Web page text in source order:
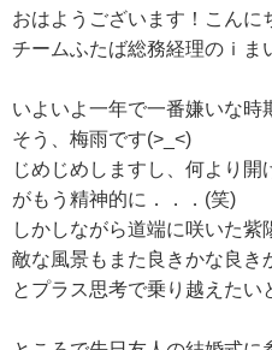
おはようございます！こんに
チームふたば総務経理のｉま
いよいよ一年で一番嫌いな時
そう、梅雨です(>_<)
じめじめしますし、何より
がもう精神的に．．．(笑)
しかしながら道端に咲いた
敵な風景もまた良きかな良き
とプラス思考で乗り越えたい